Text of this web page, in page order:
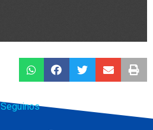
Seguinos